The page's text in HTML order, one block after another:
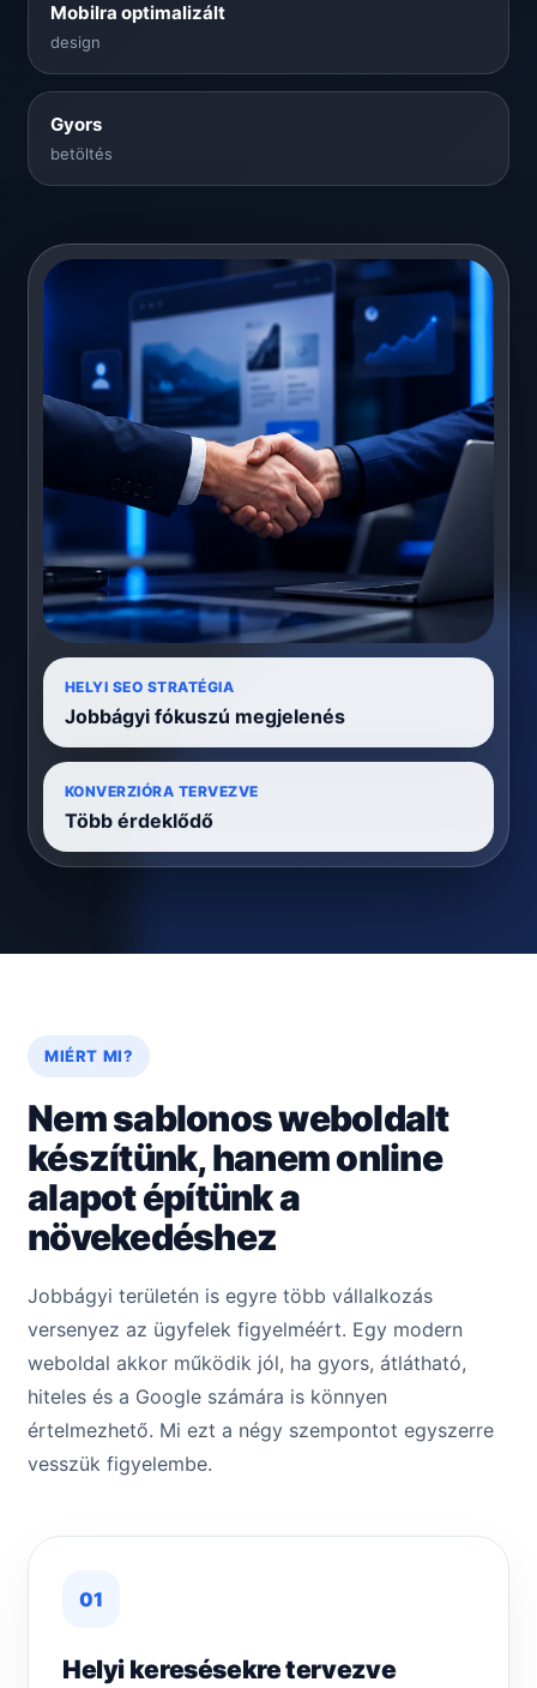
Mobilra optimalizált
design
Gyors
betöltés
HELYI SEO STRATÉGIA
Jobbágyi fókuszú megjelenés
KONVERZIÓRA TERVEZVE
Több érdeklődő
MIÉRT MI?
Nem sablonos weboldalt
készítünk, hanem online
alapot építünk a
növekedéshez
Jobbágyi területén is egyre több vállalkozás
versenyez az ügyfelek figyelméért. Egy modern
weboldal akkor működik jól, ha gyors, átlátható,
hiteles és a Google számára is könnyen
értelmezhető. Mi ezt a négy szempontot egyszerre
vesszük figyelembe.
01
Helyi keresésekre tervezve